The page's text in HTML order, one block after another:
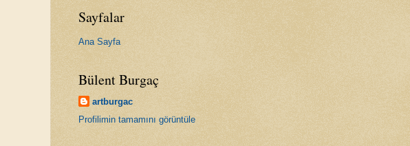
Sayfalar
Ana Sayfa
Bülent Burgaç
artburgac
Profilimin tamamını görüntüle